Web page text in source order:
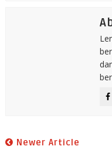
Newer Article